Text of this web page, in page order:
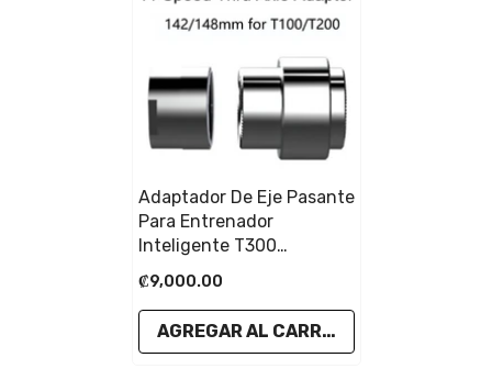
Adaptador De Eje Pasante
Para Entrenador
Inteligente T300
"PREVENTA"
₡9,000.00
AGREGAR AL CARRITO